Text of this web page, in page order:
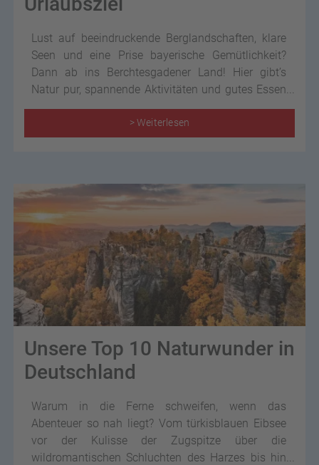
Lust auf beeindruckende Berglandschaften, klare
Seen und eine Prise bayerische Gemütlichkeit?
Dann ab ins Berchtesgadener Land! Hier gibt’s
Natur pur, spannende Aktivitäten und gutes Essen
– alles, was ein perfekter Kurztrip braucht.
> Weiterlesen
Unsere Top 10 Naturwunder in
Deutschland
Warum in die Ferne schweifen, wenn das
Abenteuer so nah liegt? Vom türkisblauen Eibsee
vor der Kulisse der Zugspitze über die
wildromantischen Schluchten des Harzes bis hin